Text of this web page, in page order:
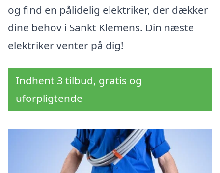
og find en pålidelig elektriker, der dækker
dine behov i Sankt Klemens. Din næste
elektriker venter på dig!
Indhent 3 tilbud, gratis og
uforpligtende